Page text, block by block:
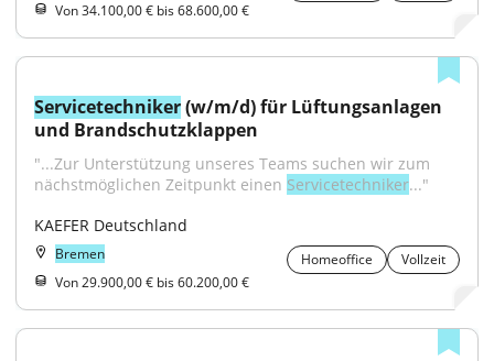
Von 34.100,00 € bis 68.600,00 €
Servicetechniker (w/m/d) für Lüftungsanlagen
und Brandschutzklappen
"...Zur Unterstützung unseres Teams suchen wir zum
nächstmöglichen Zeitpunkt einen Servicetechniker..."
KAEFER Deutschland
Bremen Homeoffice
Vollzeit
Von 29.900,00 € bis 60.200,00 €